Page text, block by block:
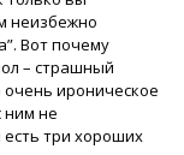
неизбежно
Вот почему
– страшный
очень ироническое
ним не
три хороших